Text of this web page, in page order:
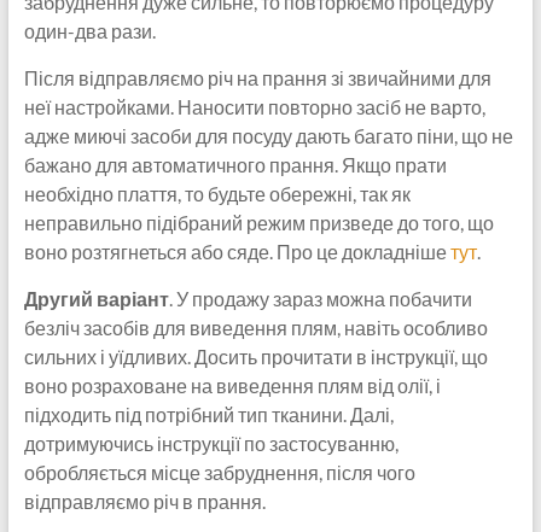
один-два рази.
Після відправляємо річ на прання зі звичайними для
неї настройками. Наносити повторно засіб не варто,
адже миючі засоби для посуду дають багато піни, що не
бажано для автоматичного прання. Якщо прати
необхідно плаття, то будьте обережні, так як
неправильно підібраний режим призведе до того, що
воно розтягнеться або сяде. Про це докладнішетут.
Другий варіант. У продажу зараз можна побачити
безліч засобів для виведення плям, навіть особливо
сильних і уїдливих. Досить прочитати в інструкції, що
воно розраховане на виведення плям від олії, і
підходить під потрібний тип тканини. Далі,
дотримуючись інструкції по застосуванню,
обробляється місце забруднення, після чого
відправляємо річ в прання.